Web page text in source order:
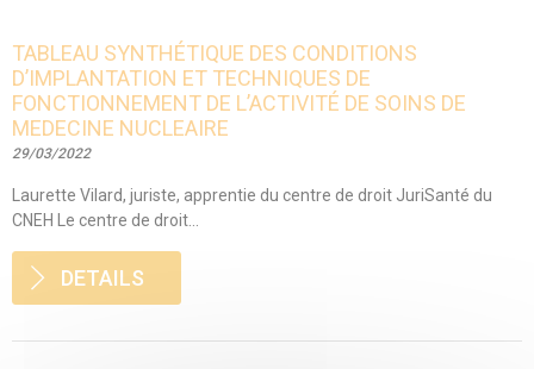
TABLEAU SYNTHÉTIQUE DES CONDITIONS
D’IMPLANTATION ET TECHNIQUES DE
FONCTIONNEMENT DE L’ACTIVITÉ DE SOINS DE
MEDECINE NUCLEAIRE
29/03/2022
Laurette Vilard, juriste, apprentie du centre de droit JuriSanté du
CNEH Le centre de droit...
DETAILS